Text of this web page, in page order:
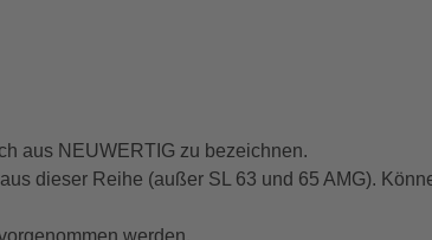
aus NEUWERTIG zu bezeichnen.
dieser Reihe (außer SL 63 und 65 AMG).
werden.